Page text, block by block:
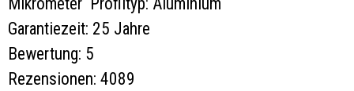
Garantiezeit: 25 Jahre
Bewertung: 5
Rezensionen: 4089